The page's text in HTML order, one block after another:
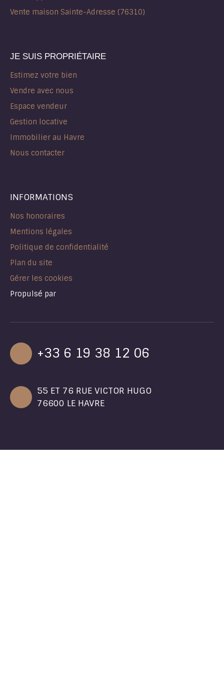
Vente maison Sainte-Adresse (76310)
JE SUIS PROPRIÉTAIRE
Estimez votre bien
Vendre avec nous
Espace vendeur
Gestion locative
Immobilier au Havre
Nous contacter
INFORMATIONS
Nos honoraires
Mentions légales
Politique de confidentialité
Plan du site
Gérer les cookies
Propulsé par
+33 6 19 38 12 06
55 ET 76 RUE VICTOR HUGO
76600 LE HAVRE